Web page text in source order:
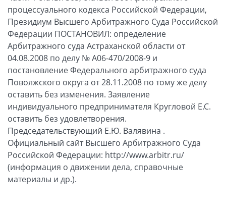
процессуального кодекса Российской Федерации,
Президиум Высшего Арбитражного Суда Российской
Федерации ПОСТАНОВИЛ: определение
Арбитражного суда Астраханской области от
04.08.2008 по делу № А06-470/2008-9 и
постановление Федерального арбитражного суда
Поволжского округа от 28.11.2008 по тому же делу
оставить без изменения. Заявление
индивидуального предпринимателя Кругловой Е.С.
оставить без удовлетворения.
Председательствующий Е.Ю. Валявина .
Официальный сайт Высшего Арбитражного Суда
Российской Федерации: http://www.arbitr.ru/
(информация о движении дела, справочные
материалы и др.).